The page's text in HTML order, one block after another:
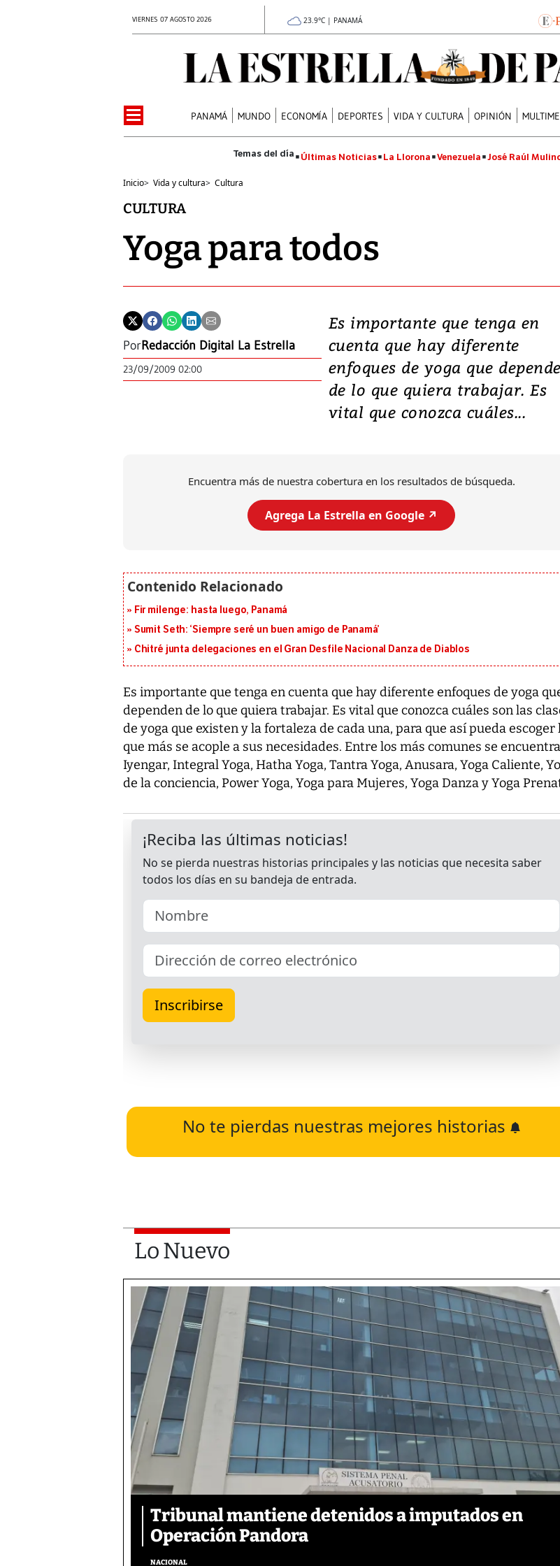
VIERNES 07 AGOSTO 2026 23.9°C | PANAMÁ
PANAMÁ MUNDO ECONOMÍA DEPORTES VIDA Y CULTURA OPINIÓN
Últimas Noticias La Llorona Venezuela José Raúl
Inicio> Vida y cultura> Cultura
CULTURA
Yoga para todos
PorRedacción Digital La Estrella
23/09/2009 02:00
Es importante que tenga en
cuenta que hay diferente
enfoques de yoga que
de lo que quiera trabajar. Es
vital que conozca cuáles...
Encuentra más de nuestra cobertura en los resultados de búsqueda.
Agrega La Estrella en Google ↗️
Fir milenge: hasta luego, Panamá
Sumit Seth: ‘Siempre seré un buen amigo de Panamá’
Chitré junta delegaciones en el Gran Desfile Nacional Danza de Diablos
Es importante que tenga en cuenta que hay diferente enfoques de yoga
dependen de lo que quiera trabajar. Es vital que conozca cuáles son las
de yoga que existen y la fortaleza de cada una, para que así pueda escoger
que más se acople a sus necesidades. Entre los más comunes se
Iyengar, Integral Yoga, Hatha Yoga, Tantra Yoga, Anusara, Yoga Caliente,
de la conciencia, Power Yoga, Yoga para Mujeres, Yoga Danza y Yoga
No te pierdas nuestras mejores historias
Video, Japón: Terremoto
deja heridos y graves
daños en Kumamoto
al sur de Japón, provocando una
Lo Nuevo
Tribunal mantiene detenidos a imputados en
Operación Pandora
NACIONAL